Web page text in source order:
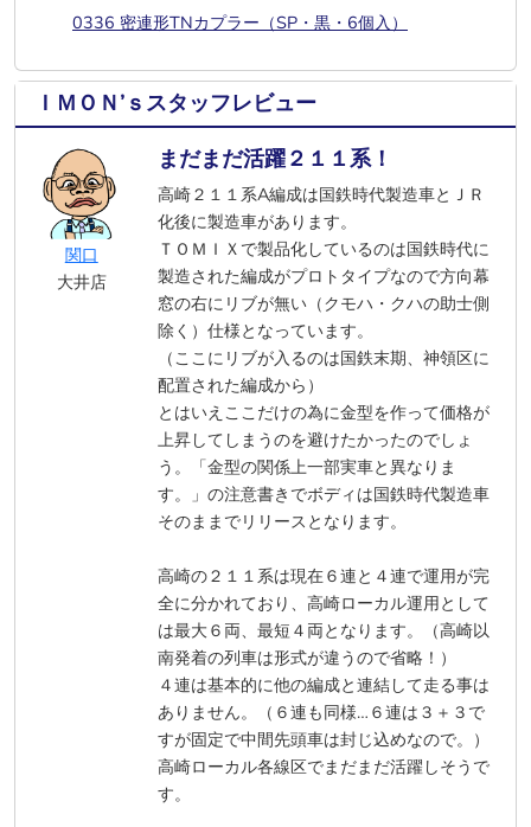
0336 密連形TNカプラー（SP・黒・6個入）
ＩＭＯＮ’ｓスタッフレビュー
関口
大井店
まだまだ活躍２１１系！
高崎２１１系A編成は国鉄時代製造車とＪＲ
化後に製造車があります。
ＴＯＭＩＸで製品化しているのは国鉄時代に
製造された編成がプロトタイプなので方向幕
窓の右にリブが無い（クモハ・クハの助士側
除く）仕様となっています。
（ここにリブが入るのは国鉄末期、神領区に
配置された編成から）
とはいえここだけの為に金型を作って価格が
上昇してしまうのを避けたかったのでしょ
う。「金型の関係上一部実車と異なりま
す。」の注意書きでボディは国鉄時代製造車
そのままでリリースとなります。
高崎の２１１系は現在６連と４連で運用が完
全に分かれており、高崎ローカル運用として
は最大６両、最短４両となります。（高崎以
南発着の列車は形式が違うので省略！）
４連は基本的に他の編成と連結して走る事は
ありません。（６連も同様…６連は３＋３で
すが固定で中間先頭車は封じ込めなので。）
高崎ローカル各線区でまだまだ活躍しそうで
す。